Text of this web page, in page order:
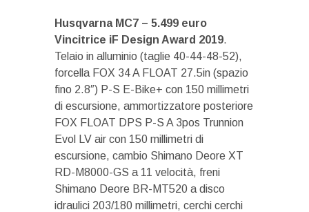
Husqvarna MC7 – 5.499 euro
Vincitrice iF Design Award 2019.
Telaio in alluminio (taglie 40-44-48-52),
forcella FOX 34 A FLOAT 27.5in (spazio
fino 2.8″) P-S E-Bike+ con 150 millimetri
di escursione, ammortizzatore posteriore
FOX FLOAT DPS P-S A 3pos Trunnion
Evol LV air con 150 millimetri di
escursione, cambio Shimano Deore XT
RD-M8000-GS a 11 velocità, freni
Shimano Deore BR-MT520 a disco
idraulici 203/180 millimetri, cerchi cerchi